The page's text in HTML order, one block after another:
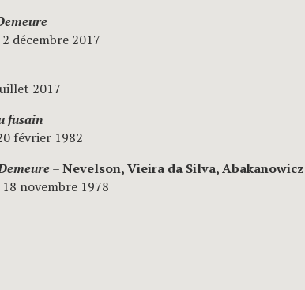
décembre 2017
2017
fusain
février 1982
–Nevelson, Vieira da Silva, Abakanowicz
novembre 1978